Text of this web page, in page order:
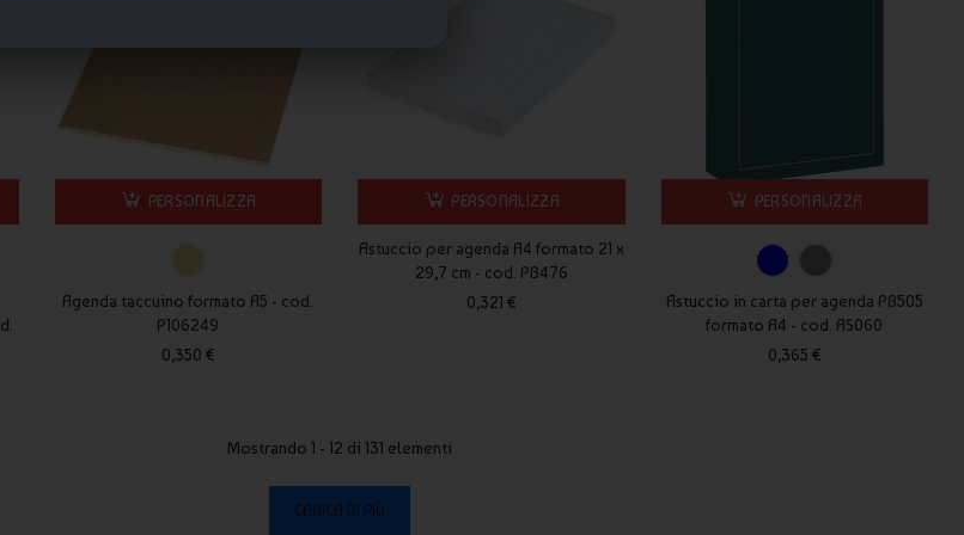
per comunicare il tuo brand ogni giorno
PERSONALIZZA
Agenda taccuino formato A5 - cod.
P106249
0,350 €
PERSONALIZZA
Astuccio per agenda A4 formato 21 x
29,7 cm - cod. PB476
0,321 €
PERSONALIZZA
Astuccio in carta per agenda PB505
formato A4 - cod. AS060
0,365 €
Mostrando 1 - 12 di 131 elementi
CARICA DI PIÙ